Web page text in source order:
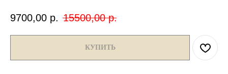
9700,00 р. 15500,00 р.
КУПИТЬ